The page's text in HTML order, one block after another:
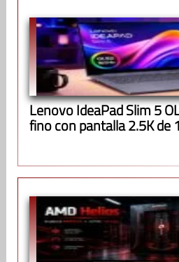
Lenovo IdeaPad Slim 5
fino con pantalla 2.5K de